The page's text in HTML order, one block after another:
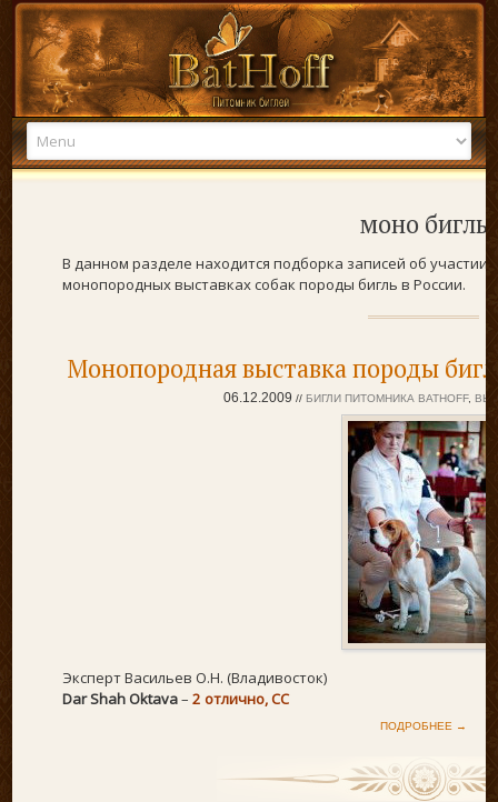
моно бигль
В данном разделе находится подборка записей об участии
монопородных выставках собак породы бигль в России.
Монопородная выставка породы
06.12.2009 // БИГЛИ ПИТОМНИКА BATHOFF,
Эксперт Васильев О.Н. (Владивосток)
Dar Shah Oktava–2 отлично, СС
ПОДРОБНЕЕ →